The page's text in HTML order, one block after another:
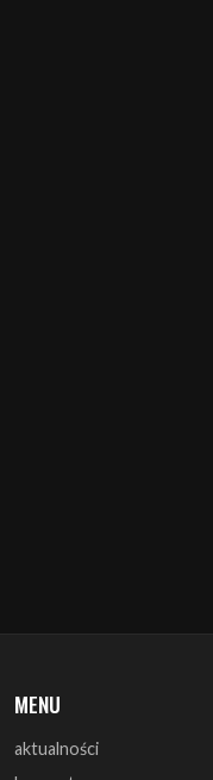
aktualności
zapowiedzi
recenzje
zagrali